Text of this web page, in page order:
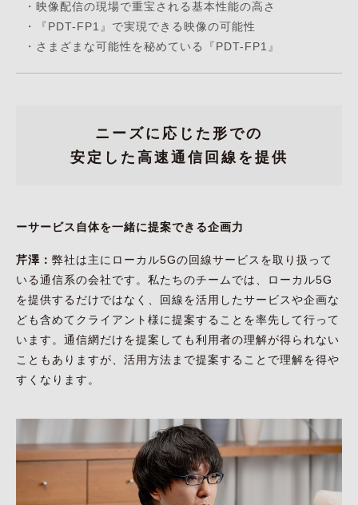
・ 映像配信の現場で重宝される基本性能の高さ
・
『PDT-FP1』で実現できる映像の可能性
・ さまざまな可能性を秘めている『PDT-FP1』
ニーズに応じた形での
安定した高速通信回線を提供
ーサービス自体を一緒に提案できる企画力
芹澤： 弊社は主にローカル5Gの回線サービスを取り扱って
いる通信系の会社です。私たちのチームでは、ローカル5G
を提供するだけではなく、回線を活用したサービスや企画な
ども含めてクライアント様に提案することを率先して行って
います。通信網だけを提案しても利用者の理解が得られない
こともありますが、活用方法まで提案することで理解を得や
すくなります。